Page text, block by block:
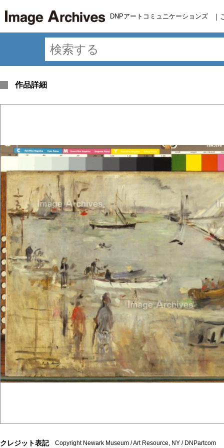
DNPアートコミュニケーションズ ｜
作品詳細
クレジット表記 Copyright Newark Museum / Art Resource, NY / DNPartcom